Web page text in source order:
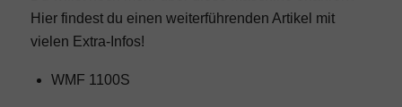
Hier findest du einen weiterführenden Artikel mit
vielen Extra-Infos!
WMF 1100S